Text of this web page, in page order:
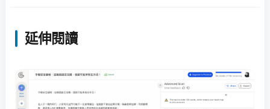
延伸閱讀